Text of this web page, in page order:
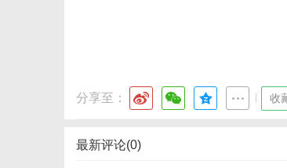
分享至： 收
最新评论(0)